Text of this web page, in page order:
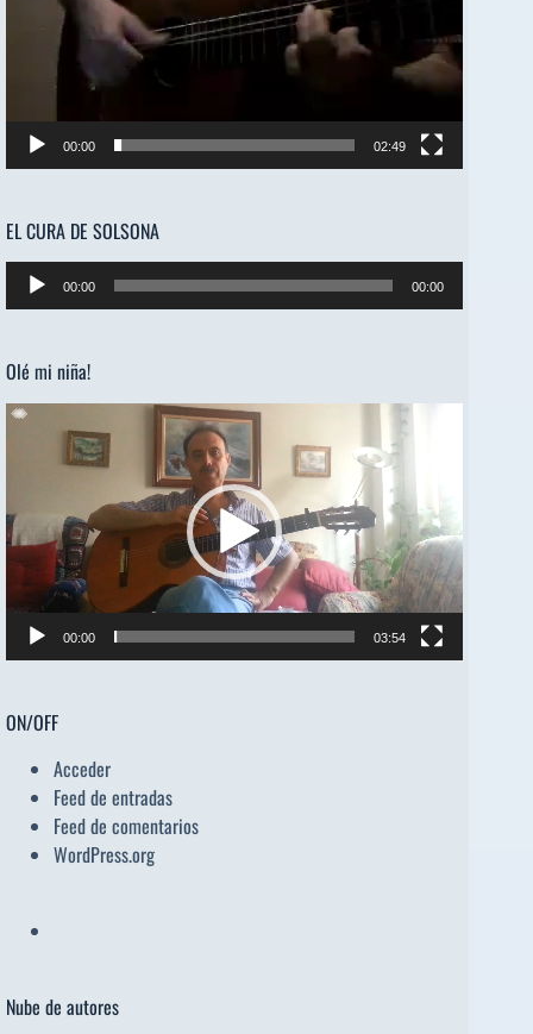
00:00 02:49
EL CURA DE SOLSONA
Reproductor
de
00:00 00:00
Olé mi niña!
Reproductor
00:00 03:54
ON/OFF
Acceder
Feed de entradas
Feed de comentarios
WordPress.org
Nube de autores